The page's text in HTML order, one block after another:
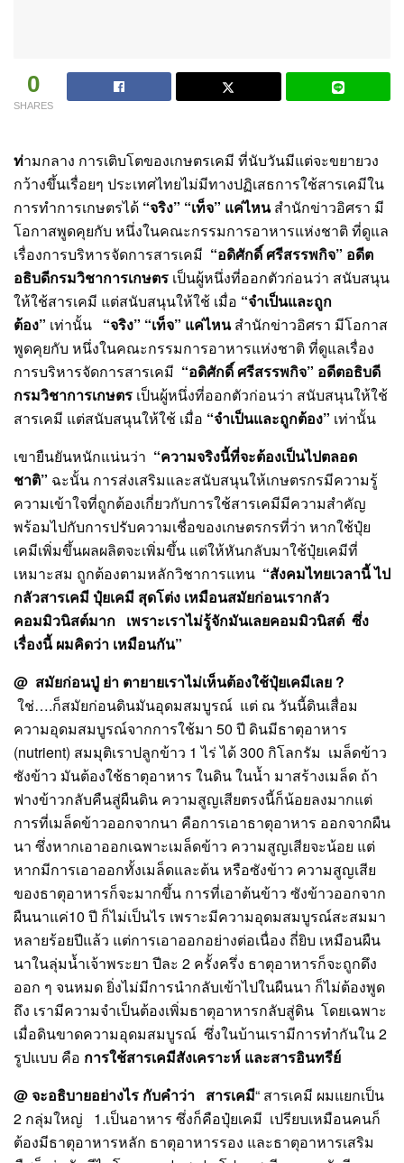
0
SHARES
ท่ามกลาง การเติบโตของเกษตรเคมี ที่นับวันมีแต่จะขยายวง
กว้างขึ้นเรื่อยๆ ประเทศไทยไม่มีทางปฏิเสธการใช้สารเคมีใน
การทำการเกษตรได้ “จริง” “เท็จ” แค่ไหนสำนักข่าวอิศรา มี
โอกาสพูดคุยกับ หนึ่งในคณะกรรมการอาหารแห่งชาติ ที่ดูแล
เรื่องการบริหารจัดการสารเคมี “อดิศักดิ์ ศรีสรรพกิจ” อดีต
อธิบดีกรมวิชาการเกษตร เป็นผู้หนึ่งที่ออกตัวก่อนว่า สนับสนุน
ให้ใช้สารเคมี แต่สนับสนุนให้ใช้ เมื่อ “จำเป็นและถูก
ต้อง” เท่านั้น “จริง” “เท็จ” แค่ไหนสำนักข่าวอิศรา มีโอกาส
พูดคุยกับ หนึ่งในคณะกรรมการอาหารแห่งชาติ ที่ดูแลเรื่อง
การบริหารจัดการสารเคมี “อดิศักดิ์ ศรีสรรพกิจ” อดีตอธิบดี
กรมวิชาการเกษตร เป็นผู้หนึ่งที่ออกตัวก่อนว่า สนับสนุนให้ใช้
สารเคมี แต่สนับสนุนให้ใช้ เมื่อ “จำเป็นและถูกต้อง” เท่านั้น
เขายืนยันหนักแน่นว่า “ความจริงนี้ที่จะต้องเป็นไปตลอด
ชาติ” ฉะนั้น การส่งเสริมและสนับสนุนให้เกษตรกรมีความรู้
ความเข้าใจที่ถูกต้องเกี่ยวกับการใช้สารเคมีมีความสำคัญ
พร้อมไปกับการปรับความเชื่อของเกษตรกรที่ว่า หากใช้ปุ๋ย
เคมีเพิ่มขึ้นผลผลิตจะเพิ่มขึ้น แต่ให้หันกลับมาใช้ปุ๋ยเคมีที่
เหมาะสม ถูกต้องตามหลักวิชาการแทน “สังคมไทยเวลานี้ ไป
กลัวสารเคมี ปุ๋ยเคมี สุดโต่ง เหมือนสมัยก่อนเรากลัว
คอมมิวนิสต์มาก เพราะเราไม่รู้จักมันเลยคอมมิวนิสต์ ซึ่ง
เรื่องนี้ ผมคิดว่า เหมือนกัน”
@ สมัยก่อนปู่ ย่า ตายายเราไม่เห็นต้องใช้ปุ๋ยเคมีเลย ?
ใช่….ก็สมัยก่อนดินมันอุดมสมบูรณ์ แต่ ณ วันนี้ดินเสื่อม
ความอุดมสมบูรณ์จากการใช้มา 50 ปี ดินมีธาตุอาหาร
(nutrient) สมมุติเราปลูกข้าว 1 ไร่ ได้ 300 กิโลกรัม เมล็ดข้าว
ซังข้าว มันต้องใช้ธาตุอาหาร ในดิน ในน้ำ มาสร้างเมล็ด ถ้า
ฟางข้าวกลับคืนสู่ผืนดิน ความสูญเสียตรงนี้ก็น้อยลงมากแต่
การที่เมล็ดข้าวออกจากนา คือการเอาธาตุอาหาร ออกจากผืน
นา ซึ่งหากเอาออกเฉพาะเมล็ดข้าว ความสูญเสียจะน้อย แต่
หากมีการเอาออกทั้งเมล็ดและต้น หรือซังข้าว ความสูญเสีย
ของธาตุอาหารก็จะมากขึ้น การที่เอาต้นข้าว ซังข้าวออกจาก
ผืนนาแค่10 ปี ก็ไม่เป็นไร เพราะมีความอุดมสมบูรณ์สะสมมา
หลายร้อยปีแล้ว แต่การเอาออกอย่างต่อเนื่อง ถี่ยิบ เหมือนผืน
นาในลุ่มน้ำเจ้าพระยา ปีละ 2 ครั้งครึ่ง ธาตุอาหารก็จะถูกดึง
ออก ๆ จนหมด ยิ่งไม่มีการนำกลับเข้าไปในผืนนา ก็ไม่ต้องพูด
ถึง เรามีความจำเป็นต้องเพิ่มธาตุอาหารกลับสู่ดิน โดยเฉพาะ
เมื่อดินขาดความอุดมสมบูรณ์ ซึ่งในบ้านเรามีการทำกันใน 2
รูปแบบ คือ การใช้สารเคมีสังเคราะห์ และสารอินทรีย์
@ จะอธิบายอย่างไร กับคำว่า สารเคมี“ สารเคมี ผมแยกเป็น
2 กลุ่มใหญ่ 1.เป็นอาหาร ซึ่งก็คือปุ๋ยเคมี เปรียบเหมือนคนก็
ต้องมีธาตุอาหารหลัก ธาตุอาหารรอง และธาตุอาหารเสริม